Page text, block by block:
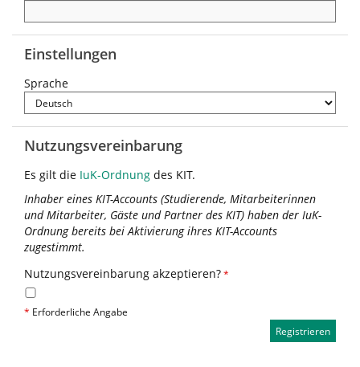
Einstellungen
Sprache
Nutzungsvereinbarung
Es gilt die IuK-Ordnung des KIT.
Inhaber eines KIT-Accounts (Studierende, Mitarbeiterinnen
und Mitarbeiter, Gäste und Partner des KIT) haben der IuK-
Ordnung bereits bei Aktivierung ihres KIT-Accounts
zugestimmt.
Nutzungsvereinbarung akzeptieren?*
* Erforderliche Angabe